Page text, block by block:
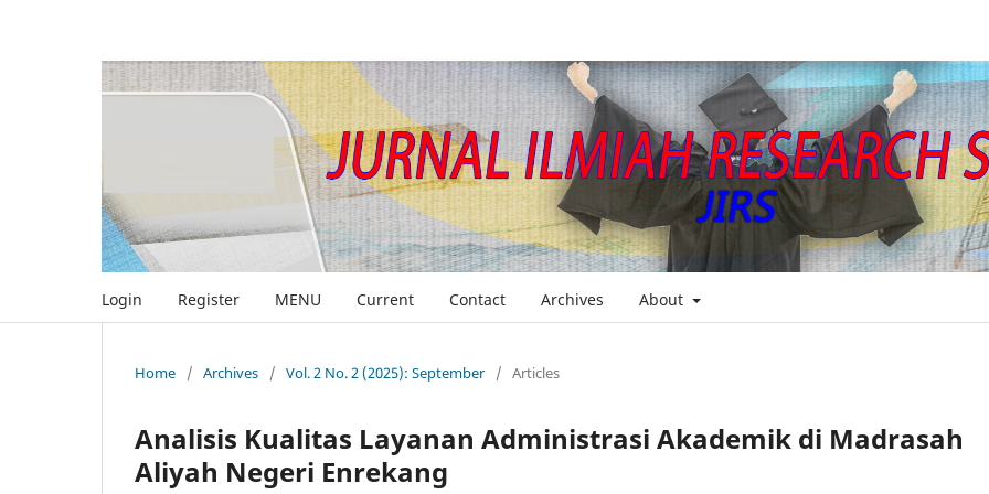
Login Register MENU Current Contact Archives About
Home / Archives / Vol. 2 No. 2 (2025): September / Articles
Analisis Kualitas Layanan Administrasi Akademik di Madrasah
Aliyah Negeri Enrekang